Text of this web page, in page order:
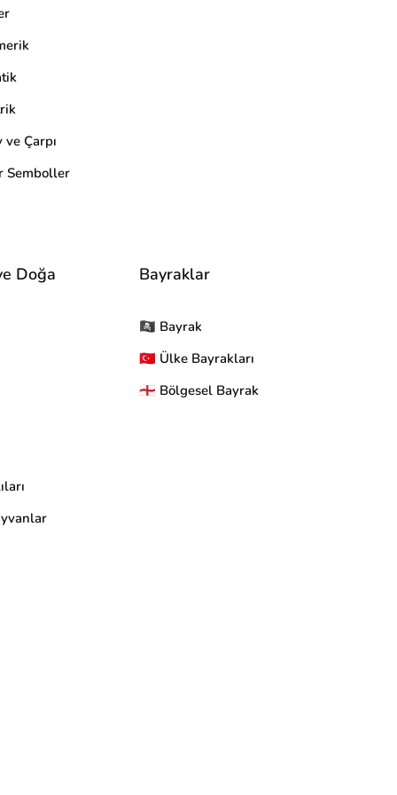
Çarpı
Doğa Bayraklar
🏴‍☠ Bayrak
🇹🇷 Ülke Bayrakları
🏴󠁧󠁢󠁥󠁮󠁧󠁿 Bölgesel Bayrak